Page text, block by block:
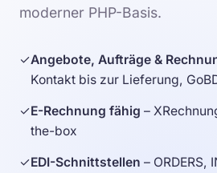
moderner PHP-Basis.
✓Angebote, Aufträge &
Kontakt bis zur Lieferung,
✓E-Rechnung fähig –
the-box
✓EDI-Schnittstellen – ORDERS,